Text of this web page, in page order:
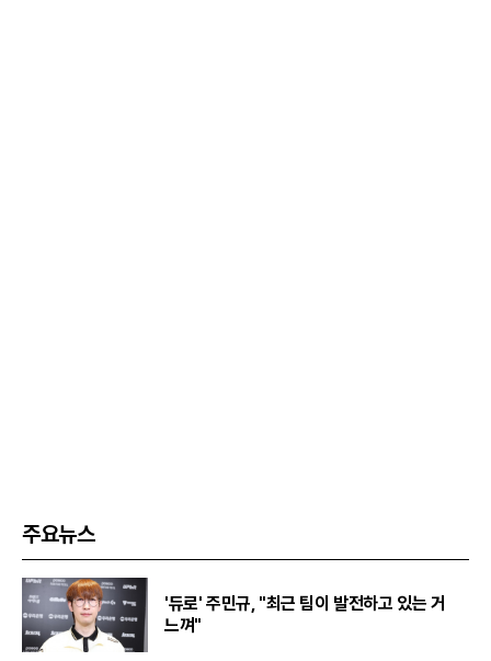
주요뉴스
'듀로' 주민규, "최근 팀이 발전하고 있는 거
느껴"